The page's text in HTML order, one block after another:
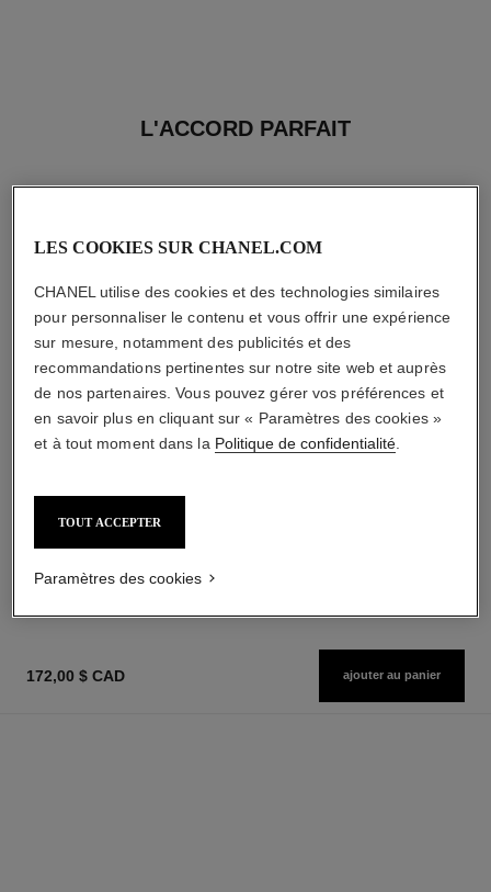
L'ACCORD PARFAIT
bleu de chanel
Parfum Brume
125,00 $ cad
AJOUTER AU PANIER
172,00 $ CAD ajouter au panier
LES COOKIES SUR CHANEL.COM
CHANEL utilise des cookies et des technologies similaires
pour personnaliser le contenu et vous offrir une expérience
sur mesure, notamment des publicités et des
recommandations pertinentes sur notre site web et auprès
de nos partenaires. Vous pouvez gérer vos préférences et
en savoir plus en cliquant sur « Paramètres des cookies »
et à tout moment dans la Politique de confidentialité.
TOUT ACCEPTER
Paramètres des cookies